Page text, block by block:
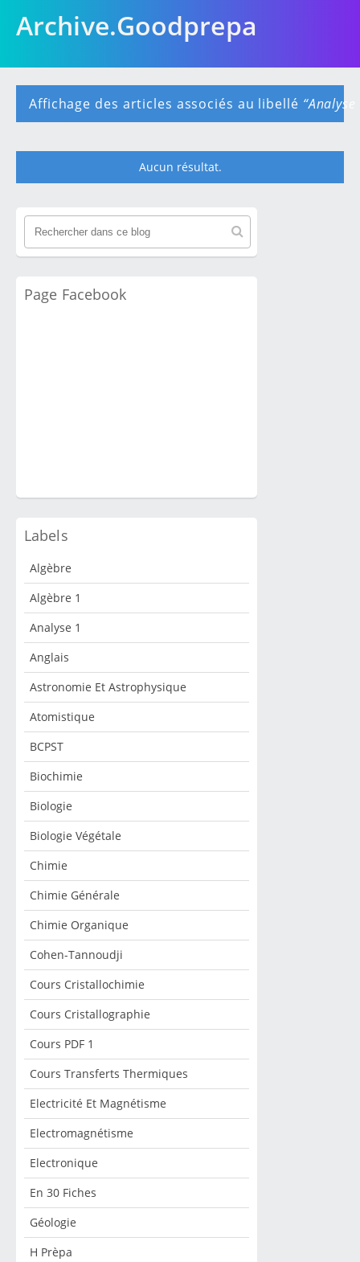
Archive.Goodprepa
Affichage des articles associés au libellé Analyse
c
e
Aucun résultat.
Page Facebook
Labels
Algèbre
Algèbre 1
Analyse 1
Anglais
Astronomie Et Astrophysique
Atomistique
BCPST
Biochimie
Biologie
Biologie Végétale
Chimie
Chimie Générale
Chimie Organique
Cohen-Tannoudji
Cours Cristallochimie
Cours Cristallographie
Cours PDF 1
Cours Transferts Thermiques
Electricité Et Magnétisme
Electromagnétisme
Electronique
En 30 Fiches
Géologie
H Prèpa